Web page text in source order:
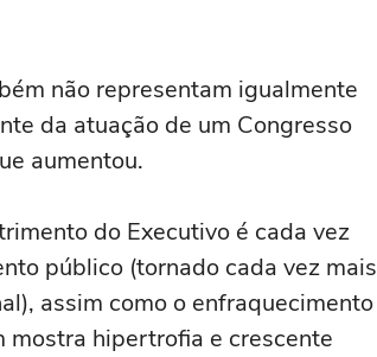
não representam igualmente
da atuação de um Congresso
aumentou.
do Executivo é cada vez
público (tornado cada vez mais
assim como o enfraquecimento
hipertrofia e crescente